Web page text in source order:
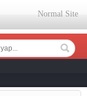
Normal Site